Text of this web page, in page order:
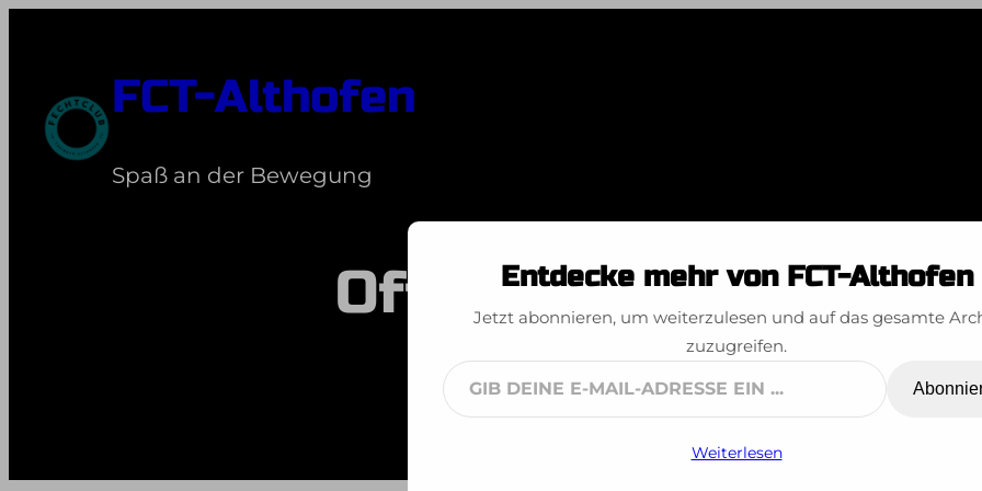
springen FCT-Althofen
Spaß an der Bewegung
Offene ÖMEntdecke mehr von FCT-Althofen
Jetzt abonnieren, um weiterzulesen und auf das gesamte
zuzugreifen.
Gib
deine
Weiterlesen